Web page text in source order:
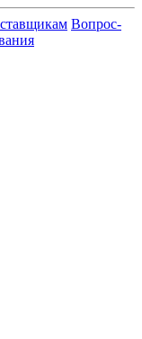
Вопрос-